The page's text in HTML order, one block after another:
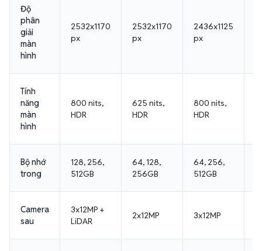
Độ
phân
giải
màn
hình
2532x1170
px
2532x1170
px
2436x1125
px
Tính
năng
màn
hình
800 nits,
HDR
625 nits,
HDR
800 nits,
HDR
Bộ nhớ
trong
128, 256,
512GB
64, 128,
256GB
64, 256,
512GB
Camera
sau
3x12MP +
LiDAR
2x12MP 3x12MP